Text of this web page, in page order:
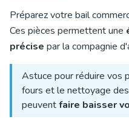
Préparez votre bail
Ces pièces permettent une
précise par la compagnie
Astuce pour réduire vos
fours et le nettoyage
peuventfaire baisser